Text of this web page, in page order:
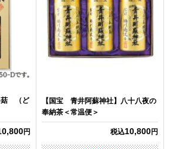
（ど
円
【国宝 青井阿蘇神社】八十八夜の
奉納茶＜常温便＞
税込10,800円